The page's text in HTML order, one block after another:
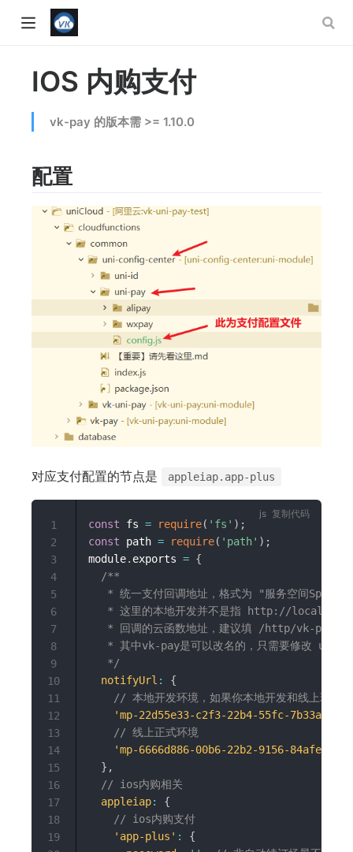
IOS 内购支付
vk-pay 的版本需 >= 1.10.0
配置
对应支付配置的节点是 appleiap.app-plus
const fs = require( 'fs' ) ;
const path = require( 'path' ) ;
module. exports = {
/**
* 统一支付回调地址，格式为 "服务空间
* 这里的本地开发并不是指 http://
* 回调的云函数地址，建议填 /http/vk-pay，
* 其中vk-pay是可以改名的，只需要修改
   */
notifyUrl :
{
// 本地开发环境，如果你本地开发和线上环境
'mp-22d55e33-c2f3-22b4-55fc-
// 线上正式环境
'mp-6666d886-00b6-22b2-9156-
} ,
// ios内购相关
appleiap:
{
// ios内购支付
'app-plus' :
{
1
2
3
4
5
6
7
8
9
10
11
12
13
14
15
16
17
18
19
复制代码